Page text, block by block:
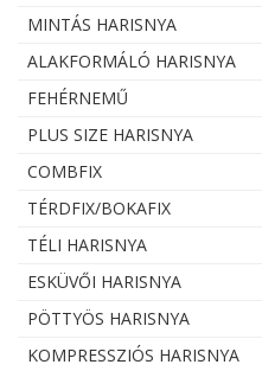
MINTÁS HARISNYA
ALAKFORMÁLÓ HARISNYA
FEHÉRNEMŰ
PLUS SIZE HARISNYA
COMBFIX
TÉRDFIX/BOKAFIX
TÉLI HARISNYA
ESKÜVŐI HARISNYA
PÖTTYÖS HARISNYA
KOMPRESSZIÓS HARISNYA